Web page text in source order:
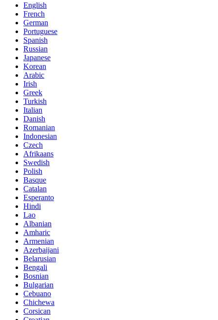
English
French
German
Portuguese
Spanish
Russian
Japanese
Korean
Arabic
Irish
Greek
Turkish
Italian
Danish
Romanian
Indonesian
Czech
Afrikaans
Swedish
Polish
Basque
Catalan
Esperanto
Hindi
Lao
Albanian
Amharic
Armenian
Azerbaijani
Belarusian
Bengali
Bosnian
Bulgarian
Cebuano
Chichewa
Corsican